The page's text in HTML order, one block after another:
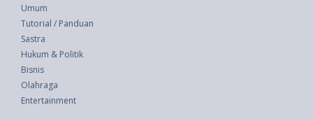
Umum
Tutorial / Panduan
Sastra
Hukum & Politik
Bisnis
Olahraga
Entertainment